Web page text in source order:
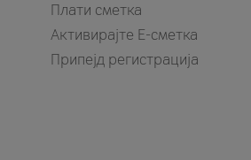
Плати сметка
Активирајте Е-сметка
Припејд регистрација